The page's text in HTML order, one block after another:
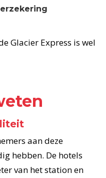
Glacier Express is wel
aan deze
hebben. De hotels
van het station en